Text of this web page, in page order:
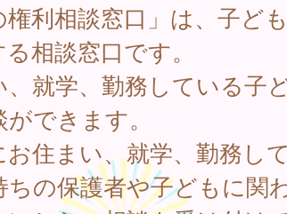
利相談窓口」は、子ど
相談窓口です。
就学、勤務している子
できます。
住まい、就学、勤務し
ちの保護者や子どもに関